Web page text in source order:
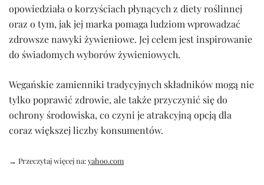
opowiedziała o korzyściach płynących z diety roślinnej
oraz o tym, jak jej marka pomaga ludziom wprowadzać
zdrowsze nawyki żywieniowe. Jej celem jest inspirowanie
do świadomych wyborów żywieniowych.
Wegańskie zamienniki tradycyjnych składników mogą nie
tylko poprawić zdrowie, ale także przyczynić się do
ochrony środowiska, co czyni je atrakcyjną opcją dla
coraz większej liczby konsumentów.
→ Przeczytaj więcej na:yahoo.com